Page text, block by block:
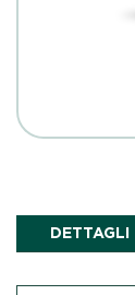
DETTAGLI